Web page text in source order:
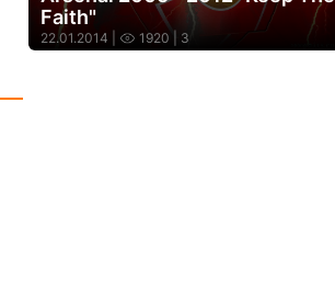
Faith"
22.01.2014 | 1920 | 3